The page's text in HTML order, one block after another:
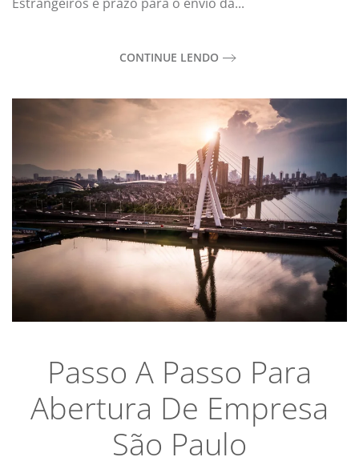
CONTINUE LENDO
Passo A Passo Para
Abertura De Empresa
São Paulo